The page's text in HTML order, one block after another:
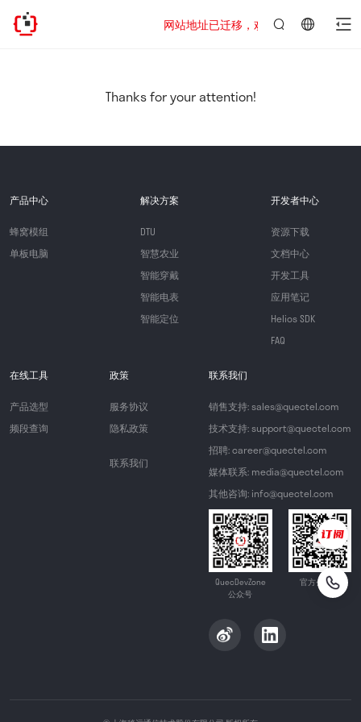
网站地址已迁移，欢迎访问新址：
Thanks for your attention!
产品中心
蜂窝模组
单板电脑
解决方案
DTU
智慧农业
智能穿戴
智能电表
智能定位
开发者中心
资源下载
文档中心
开发工具
应用笔记
Helios SDK
FAQ
在线工具
产品选型
频段查询
政策
服务协议
隐私政策
联系我们
联系我们
销售支持: sales@quectel.com
技术支持: support@quectel.com
招聘: career@quectel.com
媒体联系: media@quectel.com
其他咨询: info@quectel.com
QuecDevZone
公众号
官方公众号